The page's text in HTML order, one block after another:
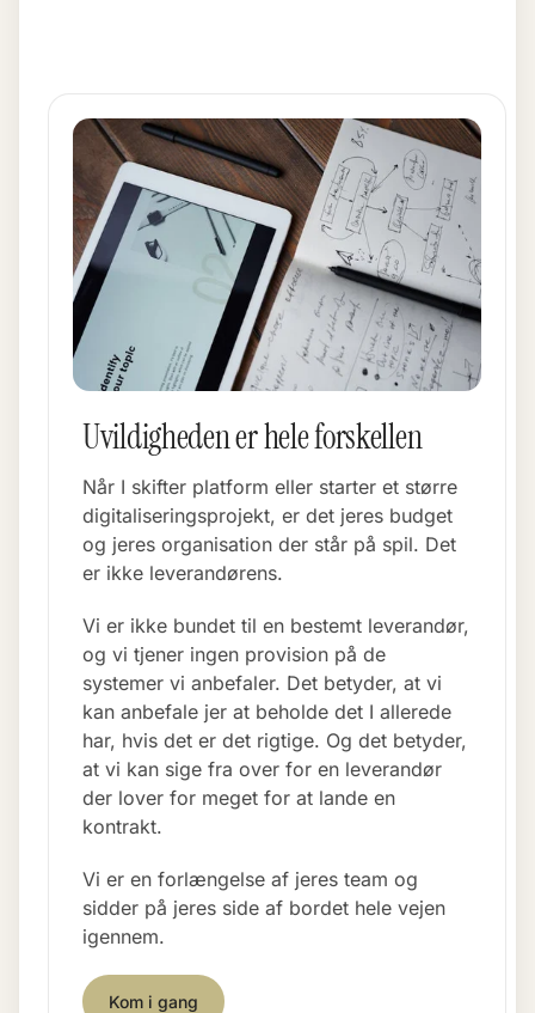
Uvildigheden er hele forskellen
Når I skifter platform eller starter et større
digitaliseringsprojekt, er det jeres budget
og jeres organisation der står på spil. Det
er ikke leverandørens.
Vi er ikke bundet til en bestemt leverandør,
og vi tjener ingen provision på de
systemer vi anbefaler. Det betyder, at vi
kan anbefale jer at beholde det I allerede
har, hvis det er det rigtige. Og det betyder,
at vi kan sige fra over for en leverandør
der lover for meget for at lande en
kontrakt.
Vi er en forlængelse af jeres team og
sidder på jeres side af bordet hele vejen
igennem.
Kom i gang